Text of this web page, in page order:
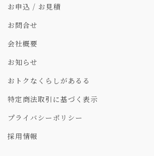
お申込 / お見積
お問合せ
会社概要
お知らせ
おトクなくらしがあるる
特定商法取引に基づく表示
プライバシーポリシー
採用情報